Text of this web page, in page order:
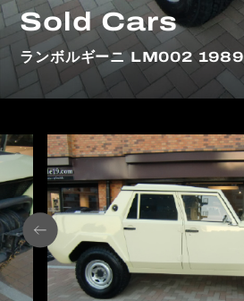
Sold Cars
ランボルギーニ LM002 1989